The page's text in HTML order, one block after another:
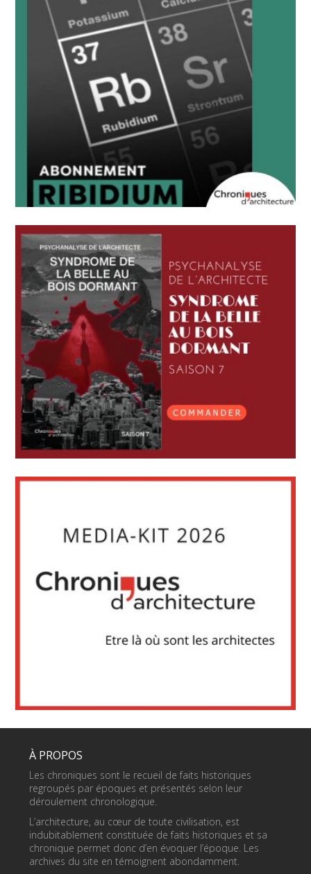
À PROPOS
Les chroniques sont le recueil de faits historiques
regroupés par époques et présentés selon leur
déroulement chronologique.
L’architecture, au cœur de toute civilisation, est
indubitablement constituée de faits historiques et sa
chronique permet donc d’en évoquer l’époque. Les
archives du site en témoignent abondamment.